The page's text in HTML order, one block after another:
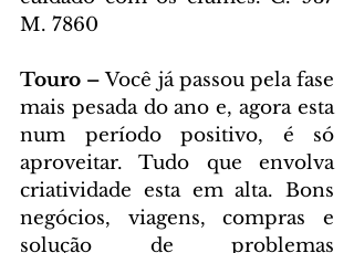
M. 7860
Touro – Você já passou pela fase
mais pesada do ano e, agora esta
num período positivo, é só
aproveitar. Tudo que envolva
criatividade esta em alta. Bons
negócios, viagens, compras e
solução de problemas